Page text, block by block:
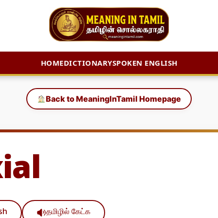
HOMEDICTIONARYSPOKEN ENGLISH
Back to MeaningInTamil Homepage
தமிழில் கேட்க